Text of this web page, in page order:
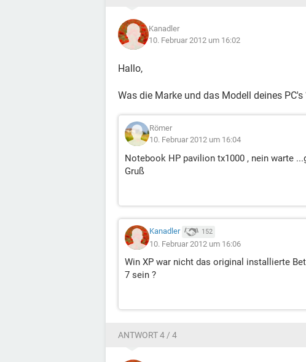
Kanadler
10. Februar 2012 um 16:02
Hallo,
Was die Marke und das Modell deines PC's
Römer
10. Februar 2012 um 16:04
Notebook HP pavilion tx1000 , nein warte
Gruß
Kanadler 152
10. Februar 2012 um 16:06
Win XP war nicht das original installierte
7 sein ?
ANTWORT 4 / 4